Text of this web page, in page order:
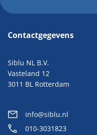
Contactgegevens
Siblu NL B.V.
Vasteland 12
3011 BL Rotterdam
info@siblu.nl
010-3031823